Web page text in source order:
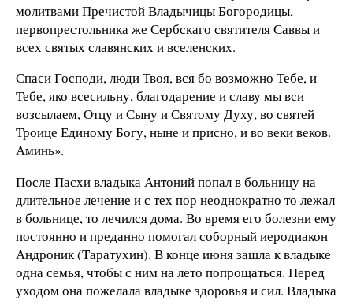
молитвами Пречистой Владычицы Богородицы,
первопрестольника же Сербскаго святителя Саввы и
всех святых славянских и вселенских.
Спаси Господи, люди Твоя, вся бо возможно Тебе, и
Тебе, яко всесильну, благодарение и славу мы вси
возсылаем, Отцу и Сыну и Святому Духу, во святей
Троице Единому Богу, ныне и присно, и во веки веков.
Аминь».
После Пасхи владыка Антоний попал в больницу на
длительное лечение и с тех пор неоднократно то лежал
в больнице, то лечился дома. Во время его болезни ему
постоянно и преданно помогал соборный иеродиакон
Андроник (Таратухин). В конце июня зашла к владыке
одна семья, чтобы с ним на лето попрощаться. Перед
уходом она пожелала владыке здоровья и сил. Владыка